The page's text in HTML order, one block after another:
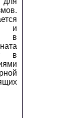
и
в
в